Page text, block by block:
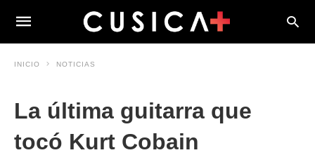
INICIO NOTICIAS
La última guitarra que
tocó Kurt Cobain